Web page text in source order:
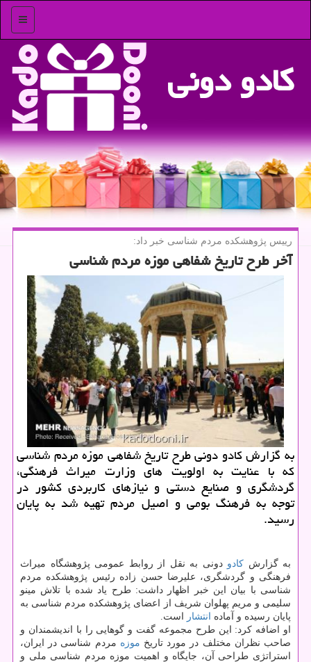
منو
كادو دونی
رییس پژوهشكده مردم شناسی خبر داد:
آخر طرح تاریخ شفاهی موزه مردم شناسی
به گزارش كادو دونی طرح تاریخ شفاهی موزه مردم شناسی
كه با عنایت به اولویت های وزارت میراث فرهنگی،
گردشگری و صنایع دستی و نیازهای كاربردی كشور در
توجه به فرهنگ بومی و اصیل مردم تهیه شد به پایان
رسید.
به گزارش كادو دونی به نقل از روابط عمومی پژوهشگاه میراث
فرهنگی و گردشگری، علیرضا حسن زاده رئیس پژوهشكده مردم
شناسی با بیان این خبر اظهار داشت: طرح یاد شده با تلاش مینو
سلیمی و مریم پهلوان شریف از اعضای پژوهشكده مردم شناسی به
پایان رسیده و آماده
انتشار
است.
او اضافه كرد: این طرح مجموعه گفت و گوهایی را با اندیشمندان و
صاحب نظران مختلف در مورد تاریخ موزه مردم شناسی در ایران،
استراتژی طراحی آن، جایگاه و اهمیت موزه مردم شناسی ملی و